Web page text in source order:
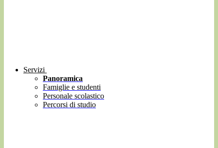
Servizi
Panoramica
Famiglie e studenti
Personale scolastico
Percorsi di studio